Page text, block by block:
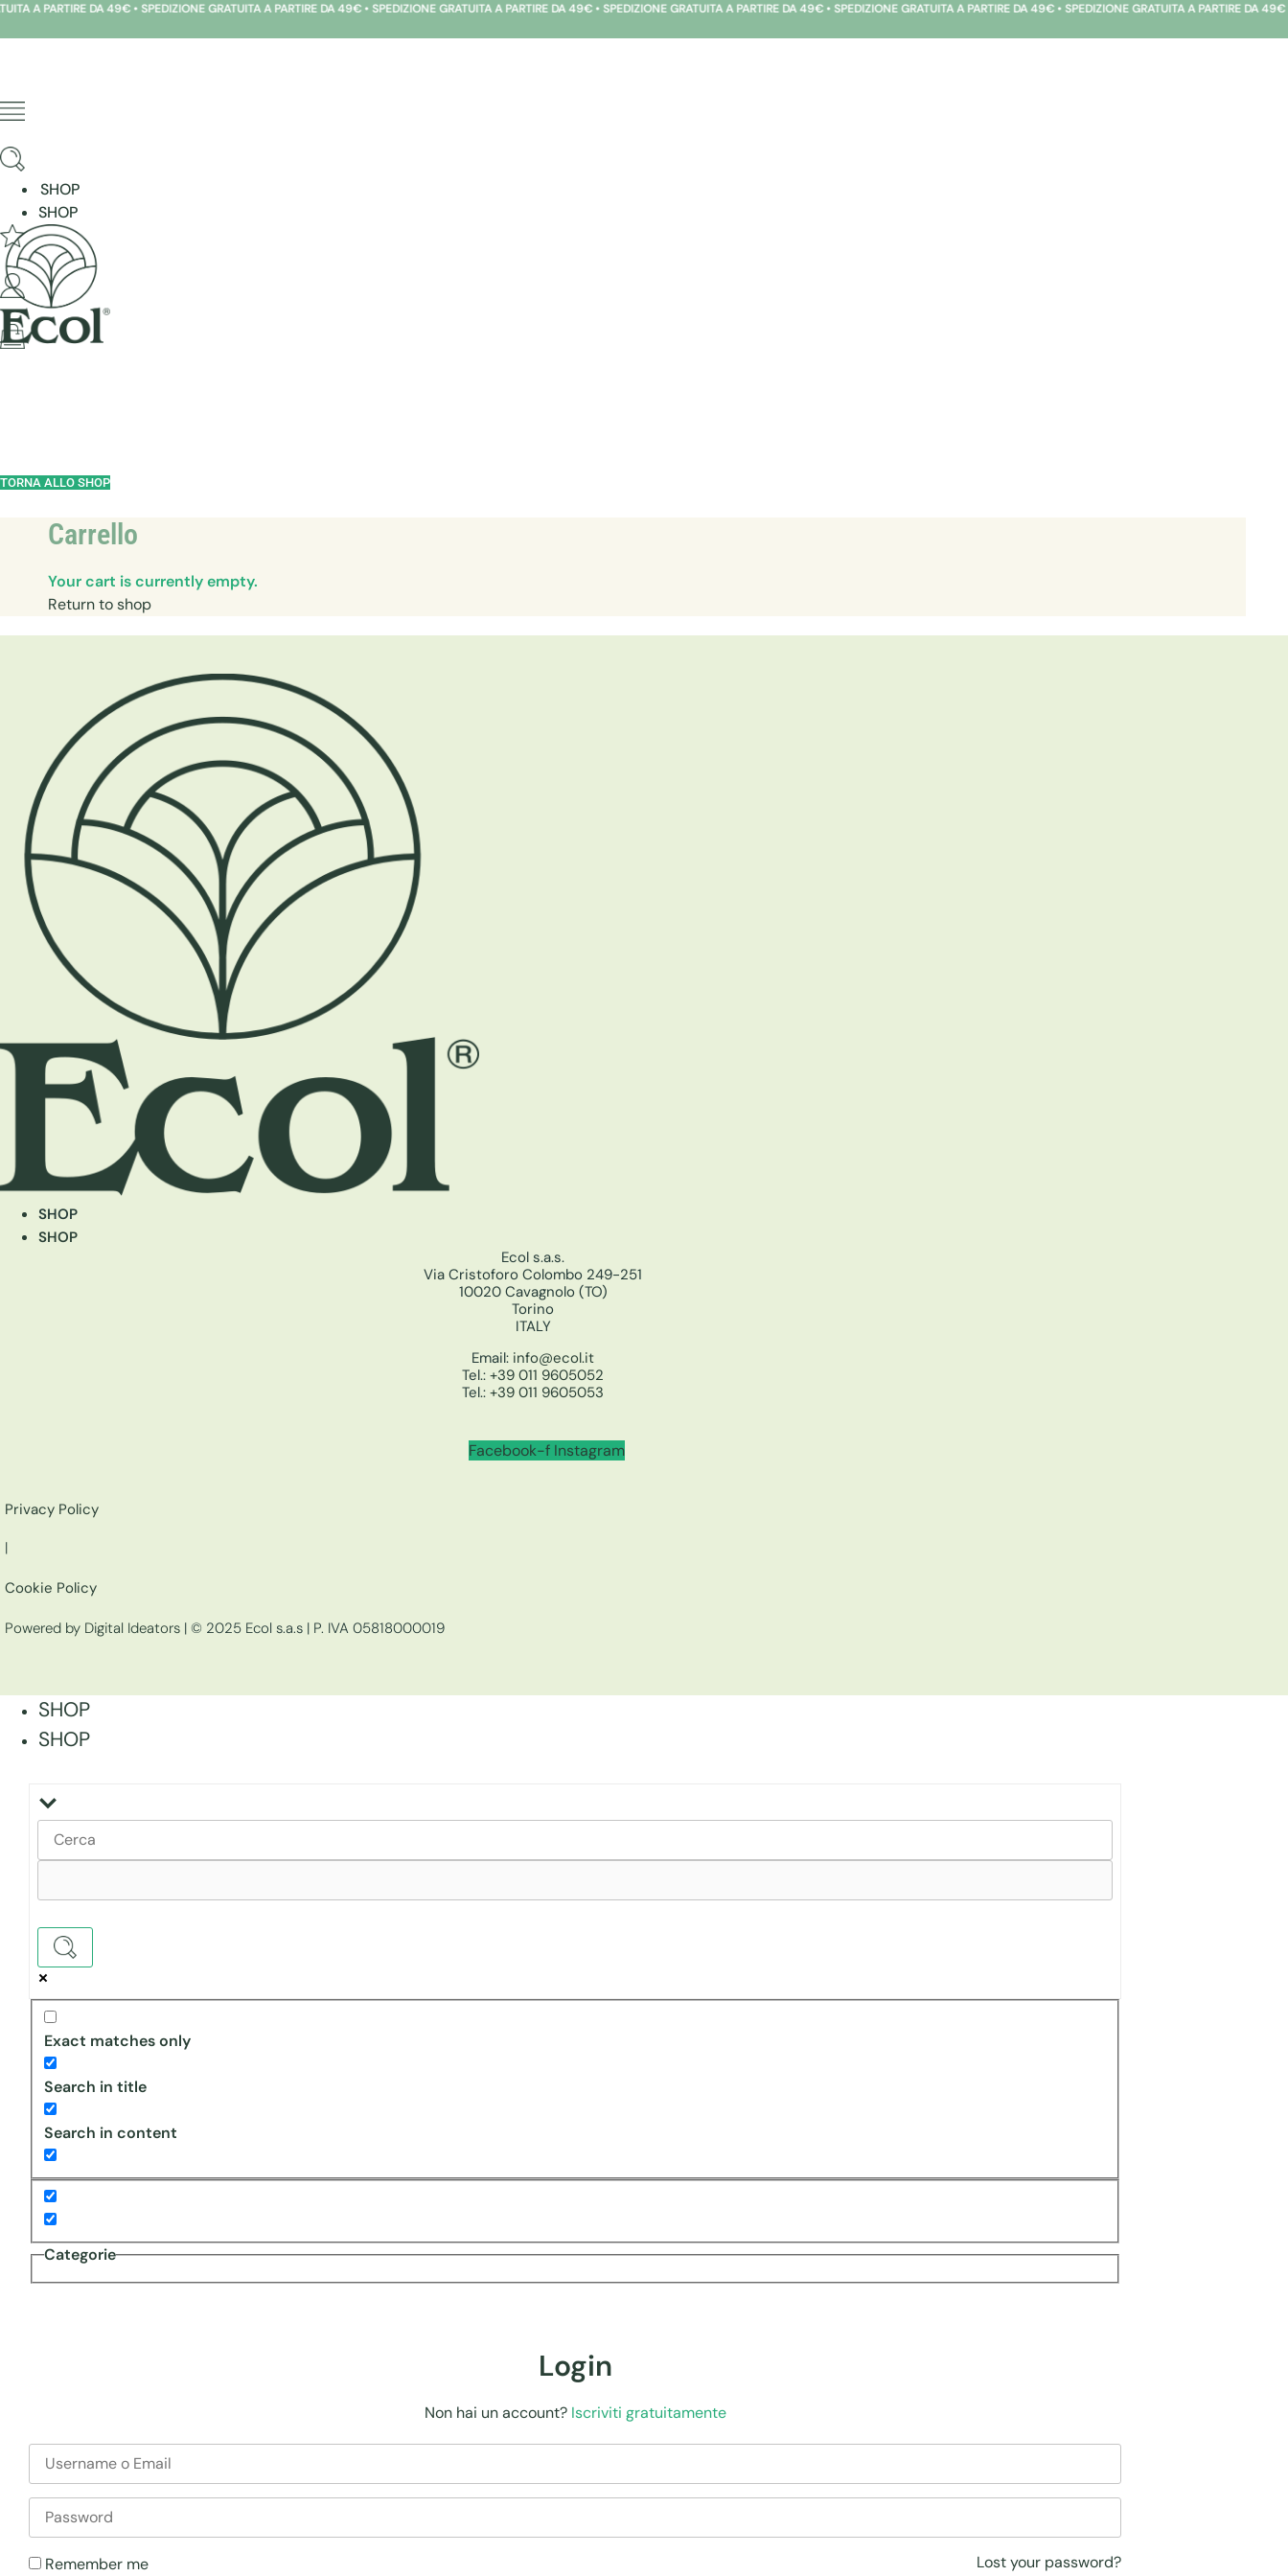
Skip
to
DA 49€ • SPEDIZIONE GRATUITA A PARTIRE DA 49€ • SPEDIZIONE GRATUITA A PARTIRE DA 49€ • SPEDIZIONE GRATUITA A PARTIRE DA 49€ • SPEDIZIONE GRATUITA A PARTIRE DA 49€ • SPEDIZIONE GRATUITA A PARTIRE DA 49€ •
SHOP
SHOP
TORNA ALLO SHOP
Carrello
Your cart is currently empty.
Return to shop
SHOP
SHOP
Ecol s.a.s.
Via Cristoforo Colombo 249-251
10020 Cavagnolo (TO)
Torino
ITALY
Email: info@ecol.it
Tel.: +39 011 9605052
Tel.: +39 011 9605053
Facebook-f Instagram
Privacy Policy
|
Cookie Policy
Powered by Digital Ideators | © 2025 Ecol s.a.s | P. IVA 05818000019
SHOP
SHOP
Exact matches only
Search in title
Search in content
Categorie
Login
Non hai un account? Iscriviti gratuitamente
Remember me Lost your password?